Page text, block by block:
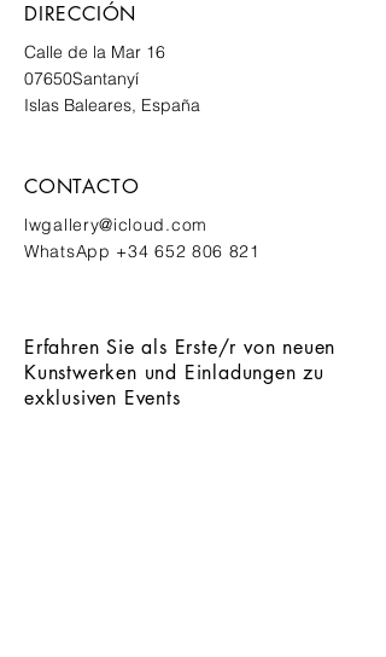
DIRECCIÓN
Calle de la Mar 16
07650Santanyí
Islas Baleares, España
CONTACTO
lwgallery@icloud.com
WhatsApp +34 652 806 821
Erfahren Sie als Erste/r von neuen
Kunstwerken und Einladungen zu
exklusiven Events